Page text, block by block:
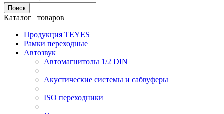
Поиск
Каталог товаров
Продукция TEYES
Рамки переходные
Автозвук
Автомагнитолы 1/2 DIN
Акустические системы и сабвуферы
ISO переходники